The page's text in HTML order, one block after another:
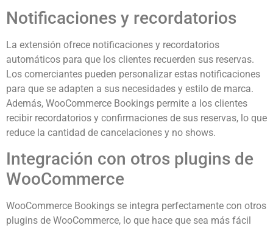
Notificaciones y recordatorios
La extensión ofrece notificaciones y recordatorios
automáticos para que los clientes recuerden sus reservas.
Los comerciantes pueden personalizar estas notificaciones
para que se adapten a sus necesidades y estilo de marca.
Además, WooCommerce Bookings permite a los clientes
recibir recordatorios y confirmaciones de sus reservas, lo que
reduce la cantidad de cancelaciones y no shows.
Integración con otros plugins de
WooCommerce
WooCommerce Bookings se integra perfectamente con otros
plugins de WooCommerce, lo que hace que sea más fácil